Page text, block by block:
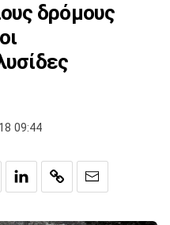
δρόμους
09:44